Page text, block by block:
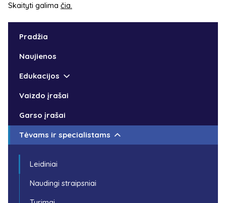
Skaityti galima čia.
Pradžia
Naujienos
Edukacijos
Vaizdo įrašai
Garso įrašai
Tėvams ir specialistams
Leidiniai
Naudingi straipsniai